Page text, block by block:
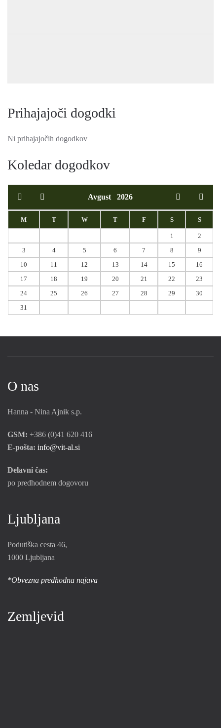
Prihajajoči dogodki
Ni prihajajočih dogodkov
Koledar dogodkov
Avgust 2026
M T W T F S S
1
2
3
4 5 6 7 8
9
10
11 12 13 14 15
16
17
18 19 20 21 22
23
24
25 26 27 28 29
30
31
O nas
Hanna - Nina Ajnik s.p.
GSM: +386 (0)41 620 416
E-pošta: info@vit-al.si
Delavni čas:
po predhodnem dogovoru
Ljubljana
Podutiška cesta 46,
1000 Ljubljana
*Obvezna predhodna najava
Zemljevid